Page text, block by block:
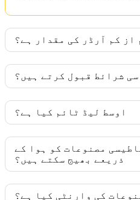
از کم آرڈر کی مقدار ہے؟
شرائط قبول کرتے ہیں؟
اوسط لیڈ ٹائم کیا ہے؟
مصنوعات کو ہوا کے
ذریعے بھیج سکتے ہیں؟
کی وارنٹی کیا ہے؟